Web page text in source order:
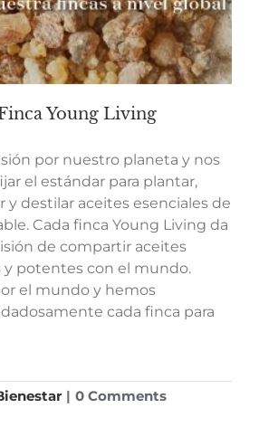
Young Living
por nuestro planeta y nos
el estándar para plantar,
y destilar aceites esenciales de
Cada finca Young Living da
de compartir aceites
y potentes con el mundo.
el mundo y hemos
cada finca para
| 0 Comments